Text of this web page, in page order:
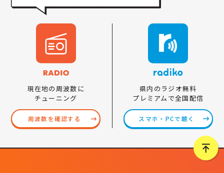
現在地の周波数に
チューニング
周波数を確認する
県内のラジオ無料
プレミアムで全国配信
スマホ・PCで聴く